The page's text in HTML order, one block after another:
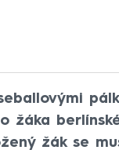
žáka
žák se